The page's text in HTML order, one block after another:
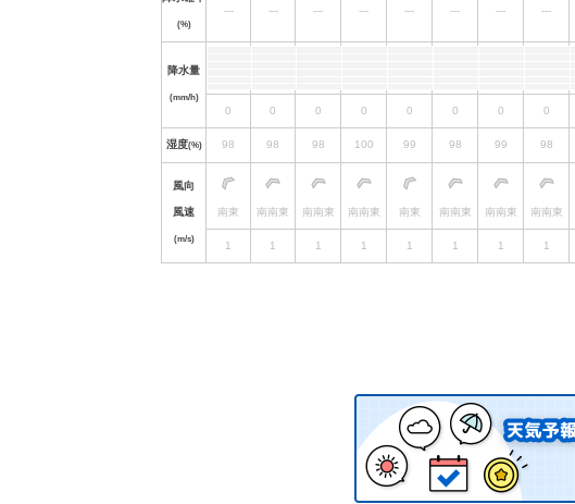
(%)
--- --- --- --- --- --- --- ---
降水量
(mm/h)
0 0 0 0 0 0 0 0
湿度(%) 98 98 98 100 99 98 99 98
風向
風速
(m/s)
南東 南南東 南南東 南南東 南東 南南東 南南東 南南東
1 1 1 1 1 1 1 1